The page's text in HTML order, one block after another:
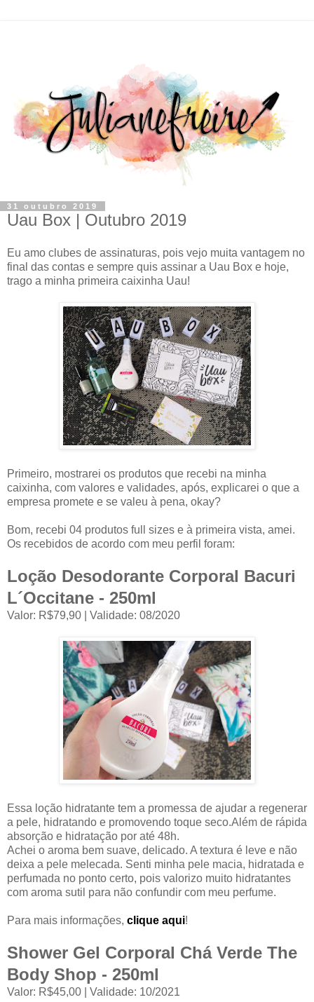
31 outubro 2019
Uau Box | Outubro 2019
Eu amo clubes de assinaturas, pois vejo muita vantagem no
final das contas e sempre quis assinar a Uau Box e hoje,
trago a minha primeira caixinha Uau!
Primeiro, mostrarei os produtos que recebi na minha
caixinha, com valores e validades, após, explicarei o que a
empresa promete e se valeu à pena, okay?
Bom, recebi 04 produtos full sizes e à primeira vista, amei.
Os recebidos de acordo com meu perfil foram:
Loção Desodorante Corporal Bacuri
L´Occitane - 250ml
Valor: R$79,90 | Validade: 08/2020
Essa loção hidratante tem a promessa de ajudar a regenerar
a pele, hidratando e promovendo toque seco.Além de rápida
absorção e hidratação por até 48h.
Achei o aroma bem suave, delicado. A textura é leve e não
deixa a pele melecada. Senti minha pele macia, hidratada e
perfumada no ponto certo, pois valorizo muito hidratantes
com aroma sutil para não confundir com meu perfume.
Para mais informações, clique aqui!
Shower Gel Corporal Chá Verde The
Body Shop - 250ml
Valor: R$45,00 | Validade: 10/2021